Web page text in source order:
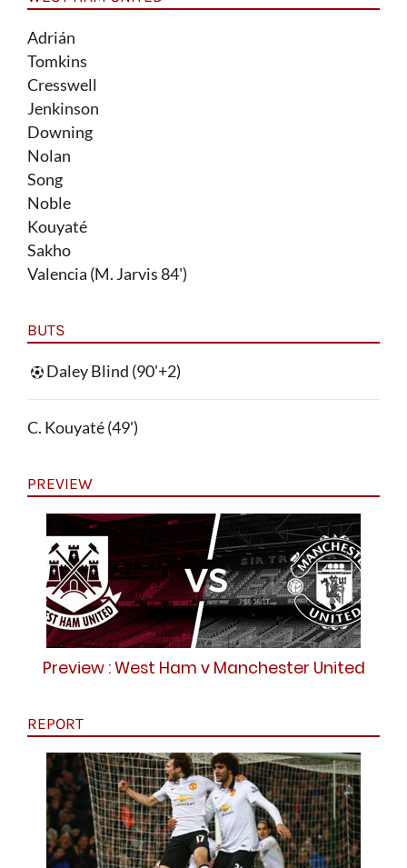
Adrián
Tomkins
Cresswell
Jenkinson
Downing
Nolan
Song
Noble
Kouyaté
Sakho
Valencia (M. Jarvis 84')
BUTS
Daley Blind (90'+2)
C. Kouyaté (49')
PREVIEW
Preview : West Ham v Manchester United
REPORT